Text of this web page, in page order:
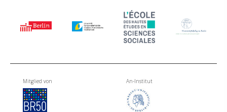
Mitglied von An-Institut